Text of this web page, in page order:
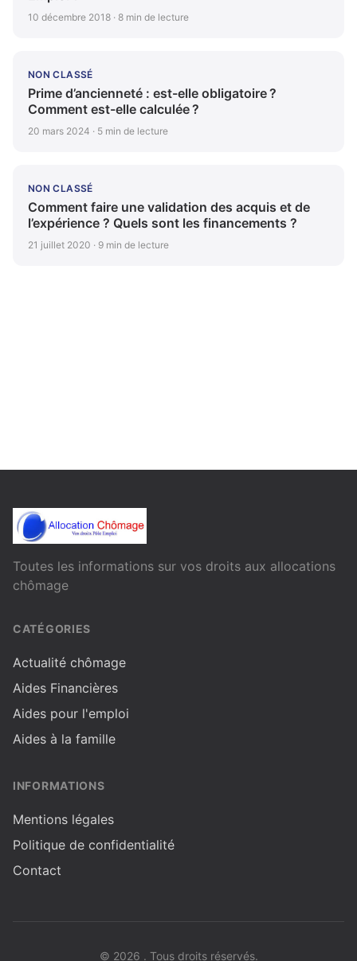
10 décembre 2018 · 8 min de lecture
NON CLASSÉ
Prime d’ancienneté : est-elle obligatoire ?
Comment est-elle calculée ?
20 mars 2024 · 5 min de lecture
NON CLASSÉ
Comment faire une validation des acquis et de
l’expérience ? Quels sont les financements ?
21 juillet 2020 · 9 min de lecture
Toutes les informations sur vos droits aux allocations
chômage
CATÉGORIES
Actualité chômage
Aides Financières
Aides pour l'emploi
Aides à la famille
INFORMATIONS
Mentions légales
Politique de confidentialité
Contact
© 2026 . Tous droits réservés.